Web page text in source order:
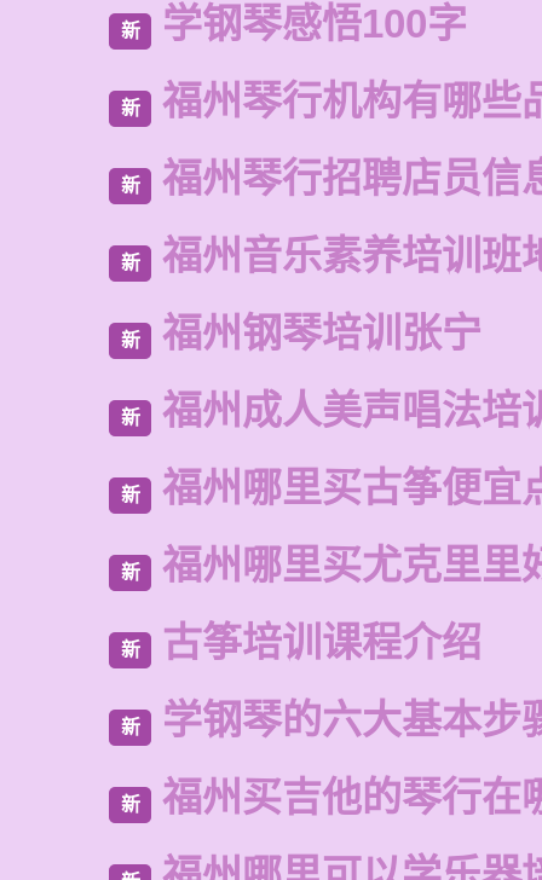
新 学钢琴感悟100字
新 福州琴行机构有哪些
新 福州琴行招聘店员信
新 福州音乐素养培训班
新 福州钢琴培训张宁
新 福州成人美声唱法培
新 福州哪里买古筝便宜
新 福州哪里买尤克里里
新 古筝培训课程介绍
新 学钢琴的六大基本步
新 福州买吉他的琴行在